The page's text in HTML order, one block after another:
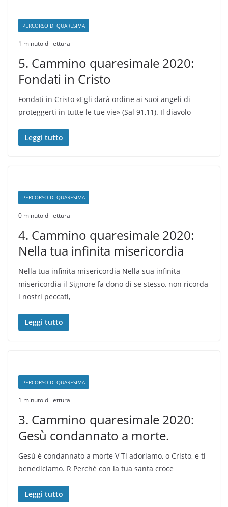
PERCORSO DI QUARESIMA
1 minuto di lettura
5. Cammino quaresimale 2020:
Fondati in Cristo
Fondati in Cristo «Egli darà ordine ai suoi angeli di
proteggerti in tutte le tue vie» (Sal 91,11). Il diavolo
Leggi tutto
PERCORSO DI QUARESIMA
0 minuto di lettura
4. Cammino quaresimale 2020:
Nella tua infinita misericordia
Nella tua infinita misericordia Nella sua infinita
misericordia il Signore fa dono di se stesso, non ricorda
i nostri peccati,
Leggi tutto
PERCORSO DI QUARESIMA
1 minuto di lettura
3. Cammino quaresimale 2020:
Gesù condannato a morte.
Gesù è condannato a morte V Ti adoriamo, o Cristo, e ti
benediciamo. R Perché con la tua santa croce
Leggi tutto